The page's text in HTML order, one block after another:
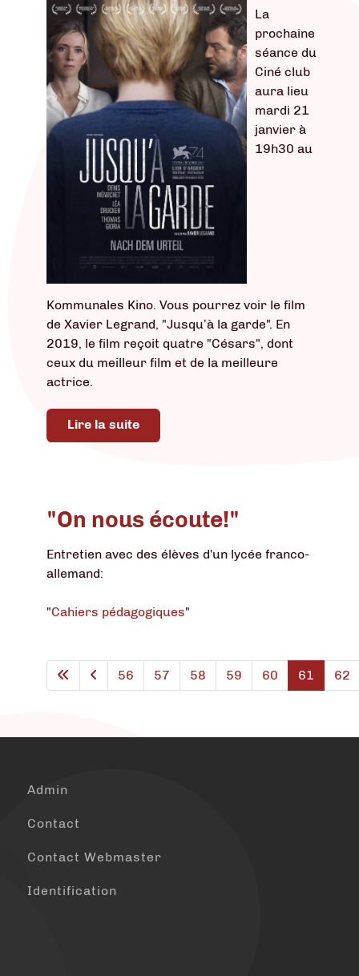
La
prochaine
séance du
Ciné club
aura lieu
mardi 21
janvier à
19h30 au
Kommunales Kino. Vous pourrez voir le film
de Xavier Legrand, "Jusqu’à la garde". En
2019, le film reçoit quatre "Césars", dont
ceux du meilleur film et de la meilleure
actrice.
Lire la suite
"On nous écoute!"
Entretien avec des élèves d'un lycée franco-
allemand:
"Cahiers pédagogiques"
56 57 58 59 60 61 62
Admin
Contact
Contact Webmaster
Identification